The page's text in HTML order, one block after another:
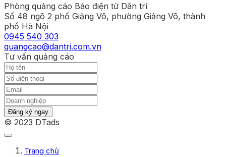
Phòng quảng cáo Báo điện tử Dân trí
Số 48 ngõ 2 phố Giảng Võ, phường Giảng Võ, thành
phố Hà Nội
0945 540 303
quangcao@dantri.com.vn
Tư vấn quảng cáo
Đăng ký ngay
© 2023 DTads
Trang chủ